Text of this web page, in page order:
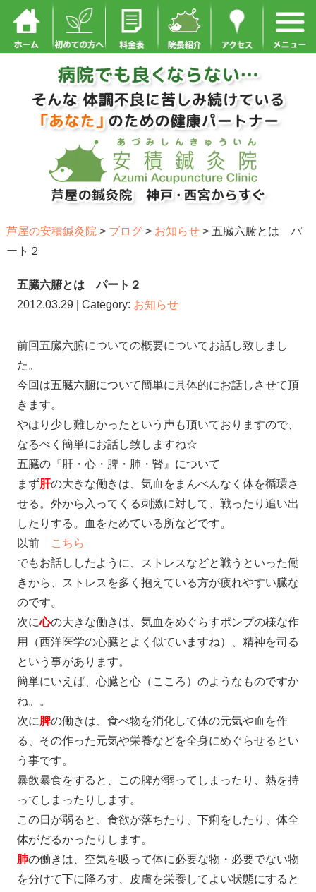
芦屋の安積鍼灸院 > ブログ> お知らせ> 五臓六腑とは パ
ート２
五臓六腑とは パート２
2012.03.29 | Category: お知らせ
前回五臓六腑についての概要についてお話し致しまし
た。
今回は五臓六腑について簡単に具体的にお話しさせて頂
きます。
やはり少し難しかったという声も頂いておりますので、
なるべく簡単にお話し致しますね☆
五臓の『肝・心・脾・肺・腎』について
まず肝の大きな働きは、気血をまんべんなく体を循環さ
せる。外から入ってくる刺激に対して、戦ったり追い出
したりする。血をためている所などです。
以前こちら
でもお話ししたように、ストレスなどと戦うといった働
きから、ストレスを多く抱えている方が疲れやすい臓な
のです。
次に心の大きな働きは、気血をめぐらすポンプの様な作
用（西洋医学の心臓とよく似ていますね）、精神を司る
という事があります。
簡単にいえば、心臓と心（こころ）のようなものですか
ね。。
次に脾の働きは、食べ物を消化して体の元気や血を作
る、その作った元気や栄養などを全身にめぐらせるとい
う事です。
暴飲暴食をすると、この脾が弱ってしまったり、熱を持
ってしまったりします。
この日が弱ると、食欲が落ちたり、下痢をしたり、体全
体がだるかったりします。
肺の働きは、空気を吸って体に必要な物・必要でない物
を分けて下に降ろす、皮膚を栄養してよい状態にすると